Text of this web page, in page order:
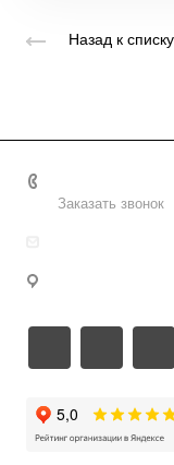
Назад к списку
Заказать звонок